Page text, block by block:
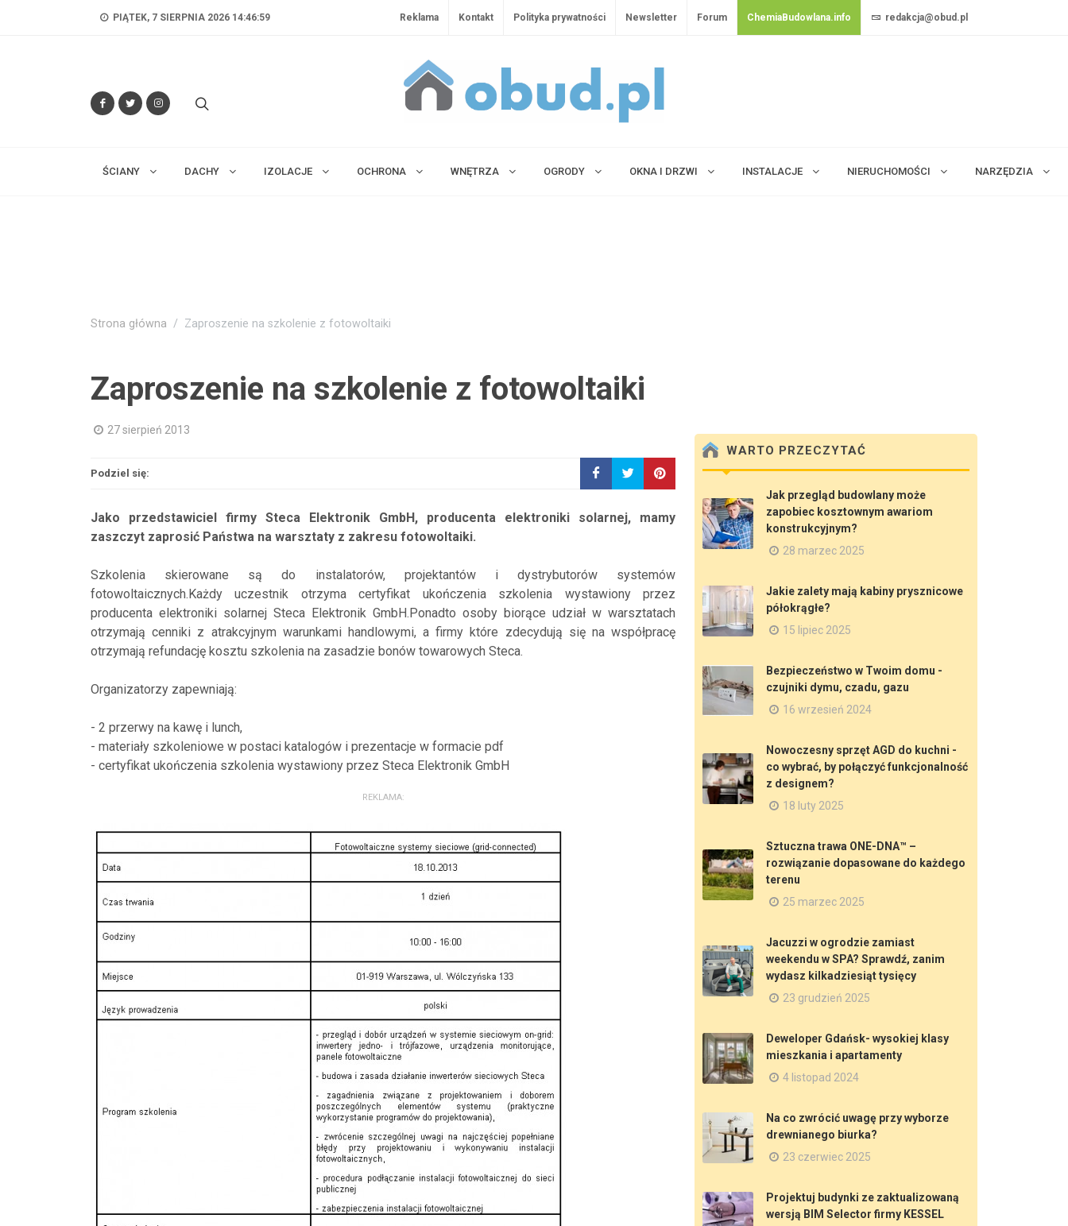
PIĄTEK, 7 SIERPNIA 2026 14:47:00 Reklama Kontakt Polityka prywatności Newsletter Forum ChemiaBudowlana.info redakcja@obud.pl
ŚCIANY DACHY IZOLACJE OCHRONA WNĘTRZA OGRODY OKNA I DRZWI INSTALACJE NIERUCHOMOŚCI NARZĘDZIA
Strona główna Zaproszenie na szkolenie z fotowoltaiki
Zaproszenie na szkolenie z fotowoltaiki
27 sierpień 2013
Podziel się:
Jako przedstawiciel firmy Steca Elektronik GmbH, producenta elektroniki solarnej, mamy
zaszczyt zaprosić Państwa na warsztaty z zakresu fotowoltaiki.
Szkolenia skierowane są do instalatorów, projektantów i dystrybutorów systemów
fotowoltaicznych.Każdy uczestnik otrzyma certyfikat ukończenia szkolenia wystawiony przez
producenta elektroniki solarnej Steca Elektronik GmbH.Ponadto osoby biorące udział w warsztatach
otrzymają cenniki z atrakcyjnym warunkami handlowymi, a firmy które zdecydują się na współpracę
otrzymają refundację kosztu szkolenia na zasadzie bonów towarowych Steca.
Organizatorzy zapewniają:
- 2 przerwy na kawę i lunch,
- materiały szkoleniowe w postaci katalogów i prezentacje w formacie pdf
- certyfikat ukończenia szkolenia wystawiony przez Steca Elektronik GmbH
REKLAMA:
WARTO PRZECZYTAĆ
Jak przegląd budowlany może
zapobiec kosztownym awariom
konstrukcyjnym?
28 marzec 2025
Jakie zalety mają kabiny prysznicowe
półokrągłe?
15 lipiec 2025
Bezpieczeństwo w Twoim domu -
czujniki dymu, czadu, gazu
16 wrzesień 2024
Nowoczesny sprzęt AGD do kuchni -
co wybrać, by połączyć funkcjonalność
z designem?
18 luty 2025
Sztuczna trawa ONE-DNA™ –
rozwiązanie dopasowane do każdego
terenu
25 marzec 2025
Jacuzzi w ogrodzie zamiast
weekendu w SPA? Sprawdź, zanim
wydasz kilkadziesiąt tysięcy
23 grudzień 2025
Deweloper Gdańsk- wysokiej klasy
mieszkania i apartamenty
4 listopad 2024
Na co zwrócić uwagę przy wyborze
drewnianego biurka?
23 czerwiec 2025
Projektuj budynki ze zaktualizowaną
wersją BIM Selector firmy KESSEL